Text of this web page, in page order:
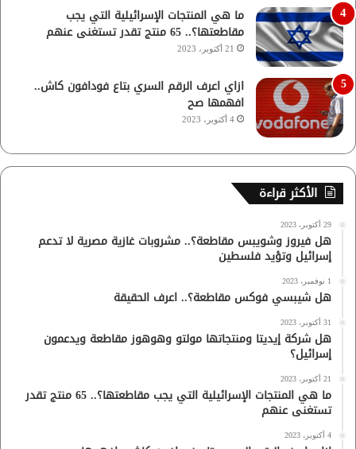
ما هي المنتجات الإسرائيلية التي يجب
مقاطعتها؟.. 65 منتج تقدر تستغنى عنهم
21 أكتوبر، 2023
ازاي اعرف الرقم السري بتاع فودافون كاش..
افهمها صح
4 أكتوبر، 2023
الأكثر قراءة
29 أكتوبر، 2023
هل فيروز وشويبس مقاطعة؟.. مشروبات غازية مصرية لا تدعم
إسرائيل وتؤيد فلسطين
1 نوفمبر، 2023
هل شيبسي فوكس مقاطعة؟.. اعرف الحقيقة
31 أكتوبر، 2023
هل شركة إيديتا ومنتجاتها مولتو وهوهوز مقاطعة ويدعمون
إسرائيل؟
21 أكتوبر، 2023
ما هي المنتجات الإسرائيلية التي يجب مقاطعتها؟.. 65 منتج تقدر
تستغنى عنهم
4 أكتوبر، 2023